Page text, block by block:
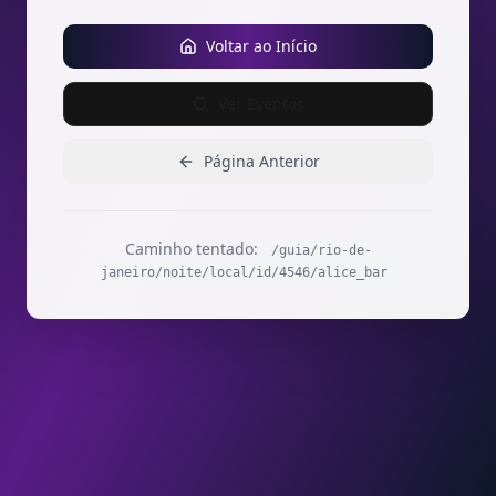
Voltar ao Início
Página Anterior
Caminho tentado:
/guia/rio-de-
janeiro/noite/local/id/4546/alice_bar